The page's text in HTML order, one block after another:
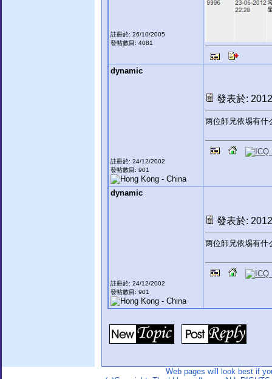
註冊於: 26/10/2005
發帖數目: 4081
dynamic
註冊於: 24/12/2002
發帖數目: 901
發表於:
两位師兄依埸有什
dynamic
註冊於: 24/12/2002
發帖數目: 901
發表於:
两位師兄依埸有什
Web pages will look best if